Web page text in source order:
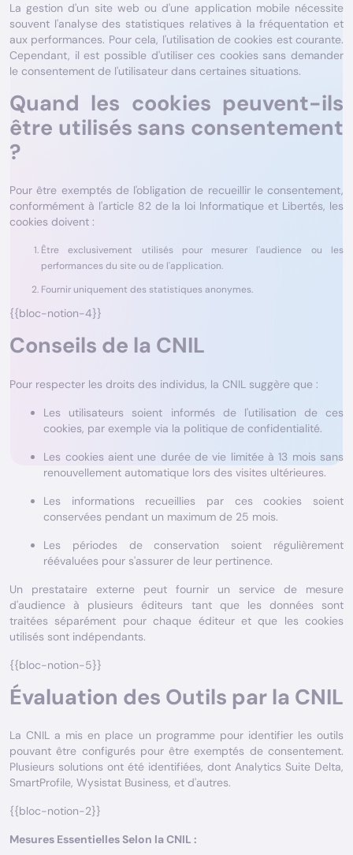
La gestion d'un site web ou d'une application mobile nécessite
souvent l'analyse des statistiques relatives à la fréquentation et
aux performances. Pour cela, l'utilisation de cookies est courante.
Cependant, il est possible d'utiliser ces cookies sans demander
le consentement de l'utilisateur dans certaines situations.
Quand les cookies peuvent-ils
être utilisés sans consentement
?
Pour être exemptés de l'obligation de recueillir le consentement,
conformément à l'article 82 de la loi Informatique et Libertés, les
cookies doivent :
Être exclusivement utilisés pour mesurer l'audience ou les
performances du site ou de l'application.
Fournir uniquement des statistiques anonymes.
{{bloc-notion-4}}
Conseils de la CNIL
Pour respecter les droits des individus, la CNIL suggère que :
Les utilisateurs soient informés de l'utilisation de ces
cookies, par exemple via la politique de confidentialité.
Les cookies aient une durée de vie limitée à 13 mois sans
renouvellement automatique lors des visites ultérieures.
Les informations recueillies par ces cookies soient
conservées pendant un maximum de 25 mois.
Les périodes de conservation soient régulièrement
réévaluées pour s'assurer de leur pertinence.
Un prestataire externe peut fournir un service de mesure
d'audience à plusieurs éditeurs tant que les données sont
traitées séparément pour chaque éditeur et que les cookies
utilisés sont indépendants.
{{bloc-notion-5}}
Évaluation des Outils par la CNIL
La CNIL a mis en place un programme pour identifier les outils
pouvant être configurés pour être exemptés de consentement.
Plusieurs solutions ont été identifiées, dont Analytics Suite Delta,
SmartProfile, Wysistat Business, et d'autres.
{{bloc-notion-2}}
Mesures Essentielles Selon la CNIL :